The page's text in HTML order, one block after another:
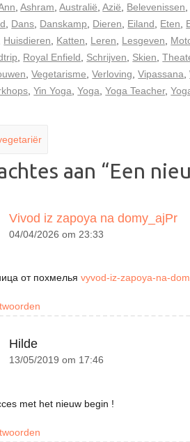
,Ashram ,Australië ,Azië Belevenissen
Dans Danskamp Dieren Eiland Eten
Huisdieren Katten Leren Lesgeven
Royal Enfield Schrijven Skien ,
,Vegetarisme ,Verloving ,Vipassana ,
,Yin Yoga ,Yoga ,Yoga Teacher,
aan “Een
Vivod iz zapoya na domy_ajPr
04/04/2026 om 23:33
от похмельяvyvod-iz-zapoya-na-
Hilde
13/05/2019 om 17:46
met het nieuw begin !